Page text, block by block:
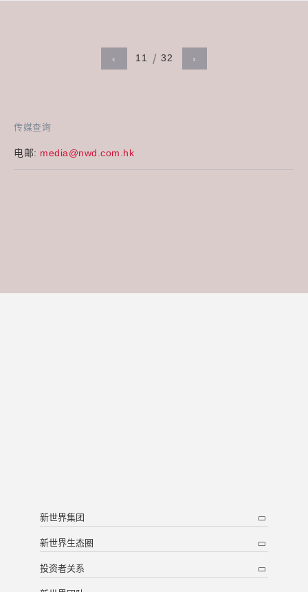
传媒查询
电邮: media@nwd.com.hk
‹ 11 32 ›
新世界集团
新世界生态圈
投资者关系